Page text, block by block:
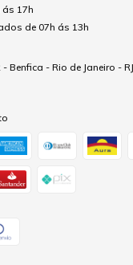
17h
de 07h ás 13h
Benfica - Rio de Janeiro -